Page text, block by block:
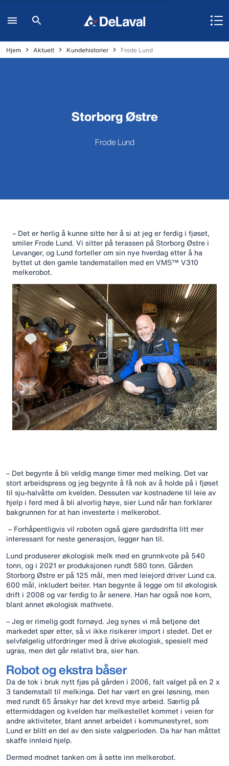
Hjem Aktuelt Kundehistorier Frode Lund
Storborg Østre
Frode Lund
– Det er herlig å kunne sitte her å si at jeg er ferdig i fjøset,
smiler Frode Lund. Vi sitter på terassen på Storborg Østre i
Levanger, og Lund forteller om sin nye hverdag etter å ha
byttet ut den gamle tandemstallen med en VMS™ V310
melkerobot.
– Det begynte å bli veldig mange timer med melking. Det var
stort arbeidspress og jeg begynte å få nok av å holde på i fjøset
til sju-halvåtte om kvelden. Dessuten var kostnadene til leie av
hjelp i ferd med å bli alvorlig høye, sier Lund når han forklarer
bakgrunnen for at han investerte i melkerobot.
– Forhåpentligvis vil roboten også gjøre gardsdrifta litt mer
interessant for neste generasjon, legger han til.
Lund produserer økologisk melk med en grunnkvote på 540
tonn, og i 2021 er produksjonen rundt 580 tonn. Gården
Storborg Østre er på 125 mål, men med leiejord driver Lund ca.
600 mål, inkludert beiter. Han begynte å legge om til økologisk
drift i 2008 og var ferdig to år senere. Han har også noe korn,
blant annet økologisk mathvete.
– Jeg er rimelig godt fornøyd. Jeg synes vi må betjene det
markedet spør etter, så vi ikke risikerer import i stedet. Det er
selvfølgelig utfordringer med å drive økologisk, spesielt med
ugras, men det går relativt bra, sier han.
Robot og ekstra båser
Da de tok i bruk nytt fjøs på gården i 2006, falt valget på en 2 x
3 tandemstall til melkinga. Det har vært en grei løsning, men
med rundt 65 årsskyr har det krevd mye arbeid. Særlig på
ettermiddagen og kvelden har melkestellet kommet i veien for
andre aktiviteter, blant annet arbeidet i kommunestyret, som
Lund er blitt en del av den siste valgperioden. Da har han måttet
skaffe innleid hjelp.
Dermed modnet tanken om å sette inn melkerobot.